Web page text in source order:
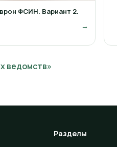
ФСИН. Вариант 2.
→
ведомств»
Разделы